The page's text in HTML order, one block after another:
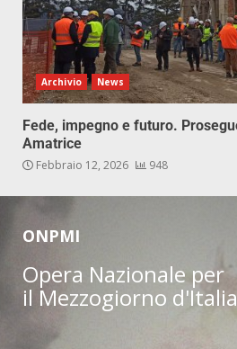
Archivio News
Fede, impegno e futuro.
Amatrice
Febbraio 12, 2026 948
ONPMI
Opera Nazionale per
il Mezzogiorno d'Italia